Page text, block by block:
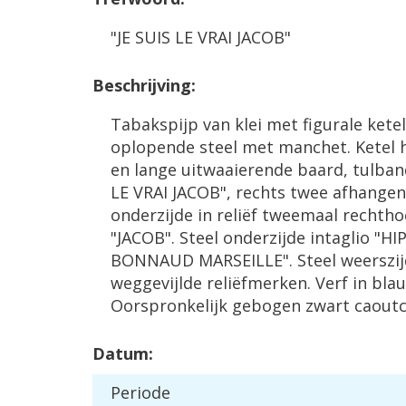
"JE SUIS LE VRAI JACOB"
Beschrijving:
Tabakspijp van klei met figurale
oplopende steel met manchet. Ketel
en lange uitwaaierende baard,
LE VRAI JACOB", rechts twee
onderzijde in reliëf tweemaal
"JACOB". Steel onderzijde intaglio
BONNAUD MARSEILLE". Steel
weggevijlde reliëfmerken. Verf in
Oorspronkelijk gebogen zwart
Datum:
Periode